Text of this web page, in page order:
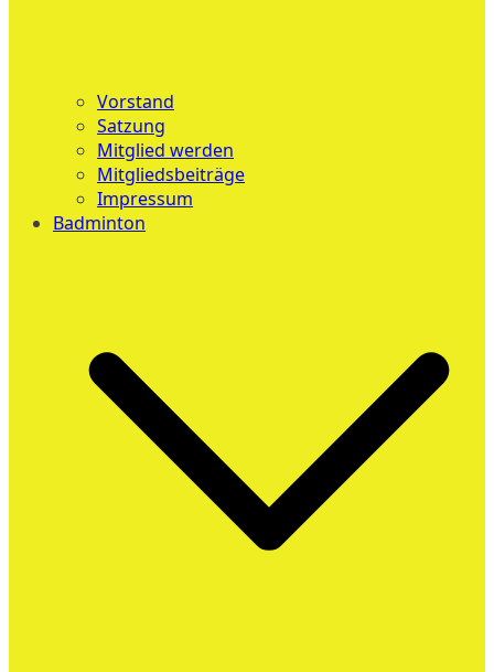
Vorstand
Satzung
Mitglied werden
Mitgliedsbeiträge
Impressum
Badminton